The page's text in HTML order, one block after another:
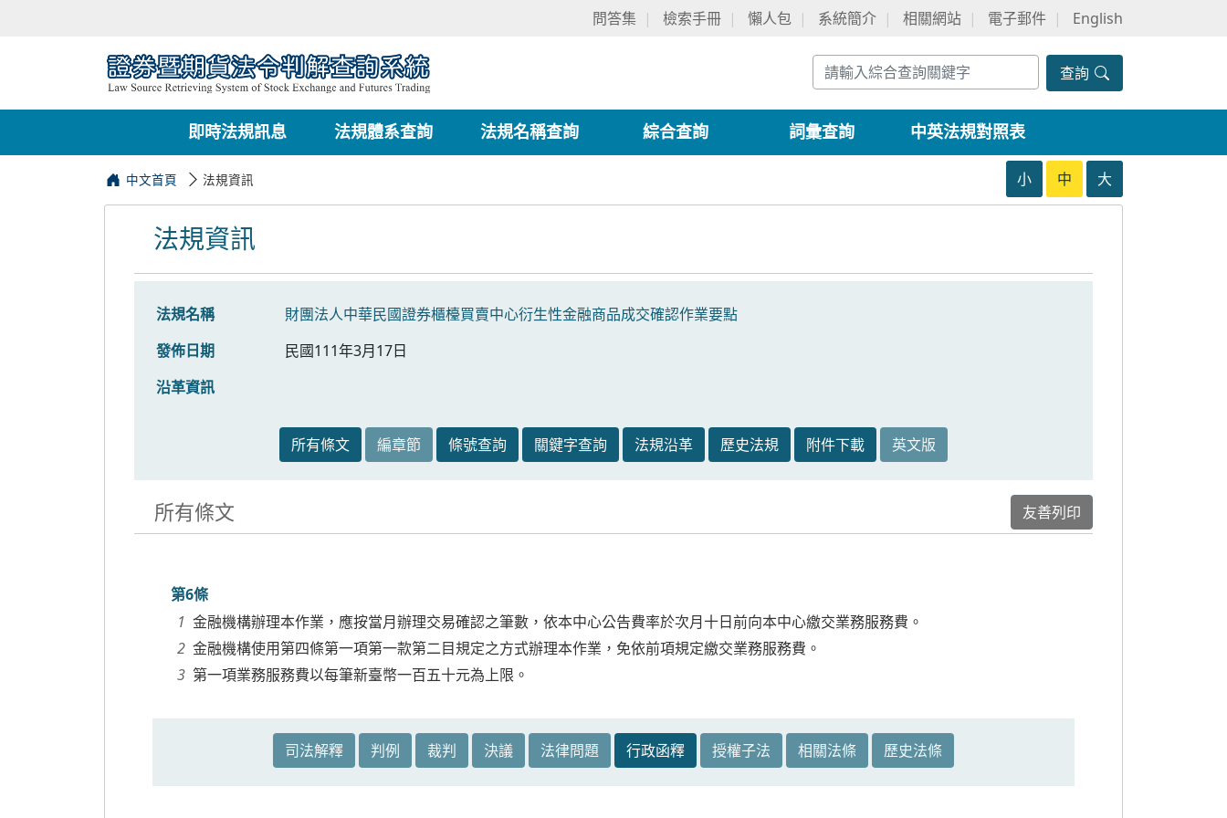
問答集 檢索手冊 懶人包 系統簡介 相關網站 電子郵件 English
查詢
即時法規訊息 法規體系查詢 法規名稱查詢 綜合查詢 詞彙查詢 中英法規對照表
中文首頁 法規資訊 小 中 大
法規資訊
法規名稱
財團法人中華民國證券櫃檯買賣中心衍生性金融商品成交確認作業要點
發佈日期
民國111年3月17日
沿革資訊
所有條文 編章節 條號查詢 關鍵字查詢 法規沿革 歷史法規 附件下載 英文版
所有條文 友善列印
第6條
金融機構辦理本作業，應按當月辦理交易確認之筆數，依本中心公告費率於次月十日前向本中心繳交業務服務費。
金融機構使用第四條第一項第一款第二目規定之方式辦理本作業，免依前項規定繳交業務服務費。
第一項業務服務費以每筆新臺幣一百五十元為上限。
司法解釋 判例 裁判 決議 法律問題 行政函釋 授權子法 相關法條 歷史法條